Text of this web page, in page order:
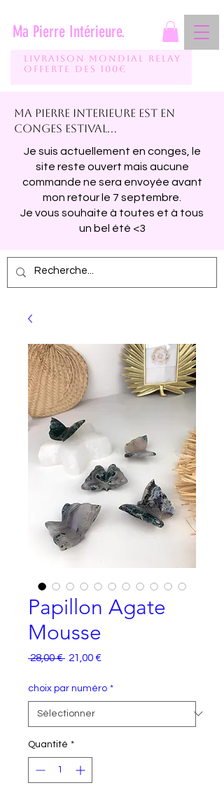
Ma Pierre Intérieure.
Livraison mondial relay
Offerte des 100€
Ma pierre interieure est en
conges estival...
Je suis actuellement en conges, le
site reste ouvert mais aucune
commande ne sera envoyée avant
mon retour le 7 septembre.
Je vous souhaite à toutes et à tous
un bel été <3
Papillon Agate
Mousse
28,00 € Prix
21,00 €Prix
choix par numéro *
Quantité *